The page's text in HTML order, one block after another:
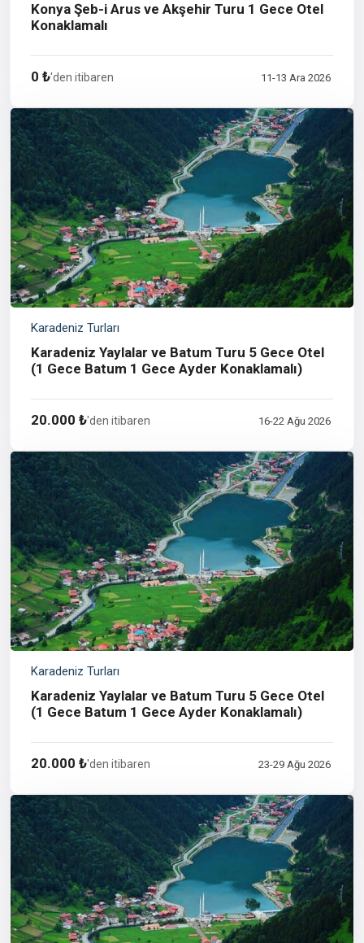
Konya Şeb-i Arus ve Akşehir Turu 1 Gece Otel
Konaklamalı
0 ₺'den itibaren 11-13 Ara 2026
Karadeniz Turları
Karadeniz Yaylalar ve Batum Turu 5 Gece Otel
(1 Gece Batum 1 Gece Ayder Konaklamalı)
20.000 ₺'den itibaren 16-22 Ağu 2026
Karadeniz Turları
Karadeniz Yaylalar ve Batum Turu 5 Gece Otel
(1 Gece Batum 1 Gece Ayder Konaklamalı)
20.000 ₺'den itibaren 23-29 Ağu 2026